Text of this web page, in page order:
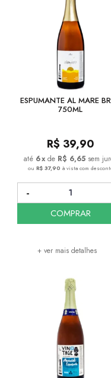
ESPUMANTE AL MARE
750ML
R$ 39,90
6x de R$ 6,65 sem
ou R$ 37,90 à vista com
+ ver mais detalhes
COMPRAR